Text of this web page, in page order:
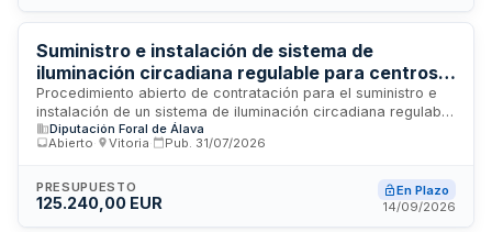
Suministro e instalación de sistema de
iluminación circadiana regulable para centros
del Instituto Foral de Bienestar Social
Procedimiento abierto de contratación para el suministro e
instalación de un sistema de iluminación circadiana regulable
destinado a dos centros dependientes del Instituto Foral de
Bienestar Social. La licitación se rige por las normas de
capaces de suministrar e instalar la solución completa de
iluminación adaptable a ciclos circadianos. El contrato
Diputación Foral de Álava
Abierto
Vitoria Pub. 31/07/2026
PRESUPUESTO
125.240,00 EUR
En Plazo
14/09/2026